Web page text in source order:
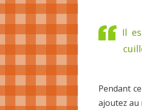
Il
Pendant
ajoutez au